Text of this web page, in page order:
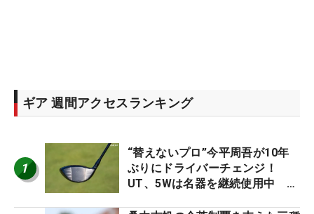
ギア 週間アクセスランキング
1
“替えないプロ”今平周吾が10年
ぶりにドライバーチェンジ！
UT、5Wは名器を継続使用中 #